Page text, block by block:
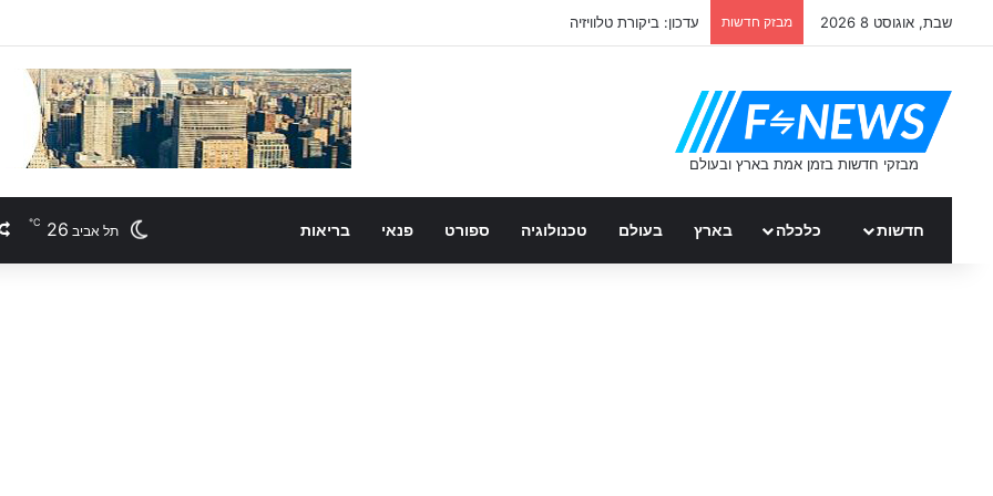
שבת, אוגוסט 8 2026 מבזק חדשות עדכון: ביקורת טלוויזיה
חדשות כלכלה בארץ בעולם טכנולוגיה ספורט פנאי בריאות תל אביב 26
℃